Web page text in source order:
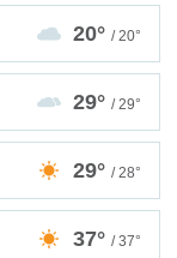
20° / 20°
29° / 29°
29° / 28°
37° / 37°